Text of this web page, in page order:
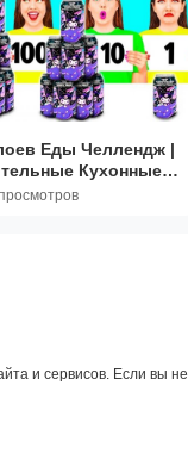
Еды Челлендж |
Кухонные
и сервисов. Если вы не